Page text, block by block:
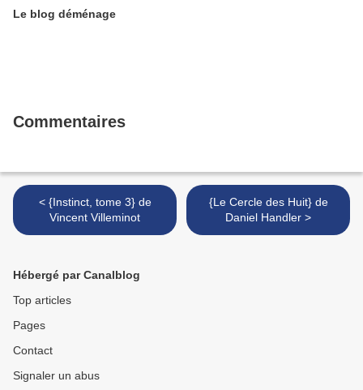
Le blog déménage
Commentaires
< {Instinct, tome 3} de
Vincent Villeminot
{Le Cercle des Huit} de
Daniel Handler >
Hébergé par Canalblog
Top articles
Pages
Contact
Signaler un abus